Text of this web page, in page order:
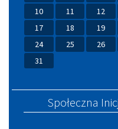
10
11 12
17
18 19
24
25 26
31
Społeczna